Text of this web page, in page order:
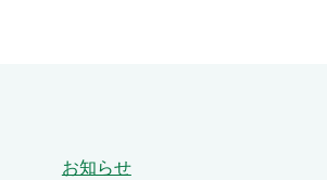
お知らせ